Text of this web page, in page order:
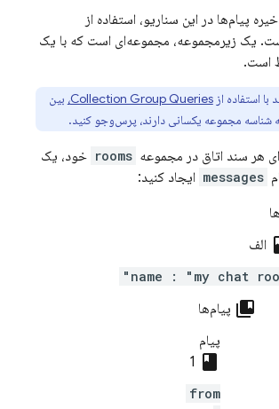
پیام‌ها در این سناریو، استفاده از
یک زیرمجموعه، مجموعه‌ای است که با یک
است.
با استفاده ازCollection Group Queries، بین
شناسه مجموعه یکسانی دارند، پرس‌وجو کنید.
هر سند اتاق در مجموعه rooms خود، یک
messages ایجاد کنید:
الف
name : "my chat
collections_bookmark پیام‌ها
پیام
class
from